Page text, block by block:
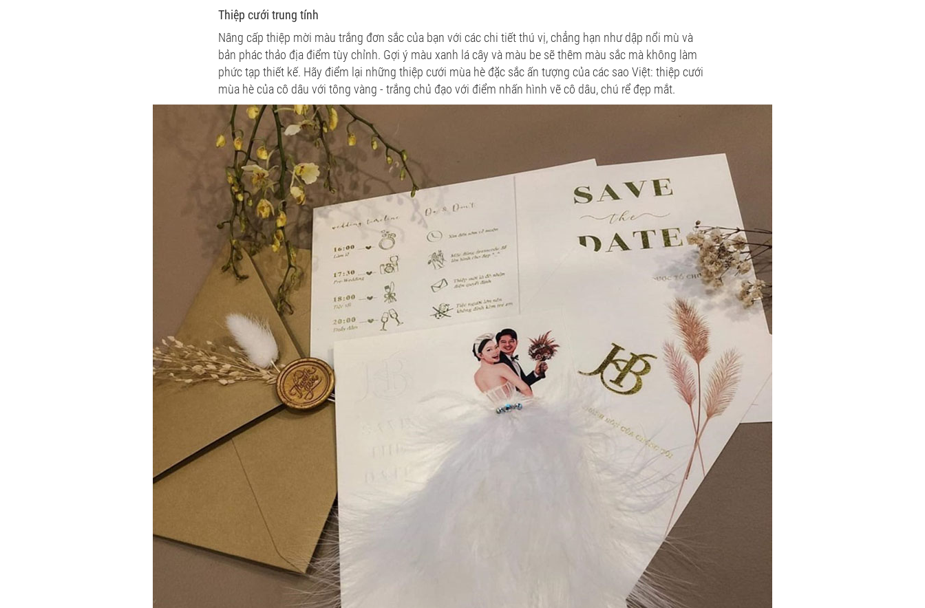
Thiệp cưới trung tính
Nâng cấp thiệp mời màu trắng đơn sắc của bạn với các chi tiết thú vị, chẳng hạn như dập nổi mù và
bản phác thảo địa điểm tùy chỉnh. Gợi ý màu xanh lá cây và màu be sẽ thêm màu sắc mà không làm
phức tạp thiết kế. Hãy điểm lại những thiệp cưới mùa hè đặc sắc ấn tượng của các sao Việt: thiệp cưới
mùa hè của cô dâu với tông vàng - trắng chủ đạo với điểm nhấn hình vẽ cô dâu, chú rể đẹp mắt.